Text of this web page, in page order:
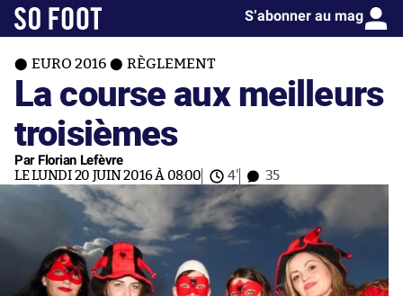
S’abonner au mag
EURO 2016 RÈGLEMENT
La course aux meilleurs
troisièmes
Par Florian Lefèvre
LE LUNDI 20 JUIN 2016 À 08:00 4' 35